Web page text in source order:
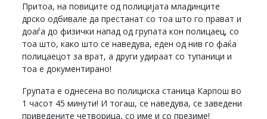
Притоа, на повиците од полицијата младинците
дрско одбивале да престанат со тоа што го прават и
доаѓа до физички напад од групата кон полицаец, со
тоа што, како што се наведува, еден од нив го фаќа
полицаецот за врат, а други удираат со тупаници и
тоа е документирано!
Групата е однесена во полициска станица Карпош во
1 часот 45 минути! И тогаш, се наведува, се заведени
приведените четворица, со име и со презиме!